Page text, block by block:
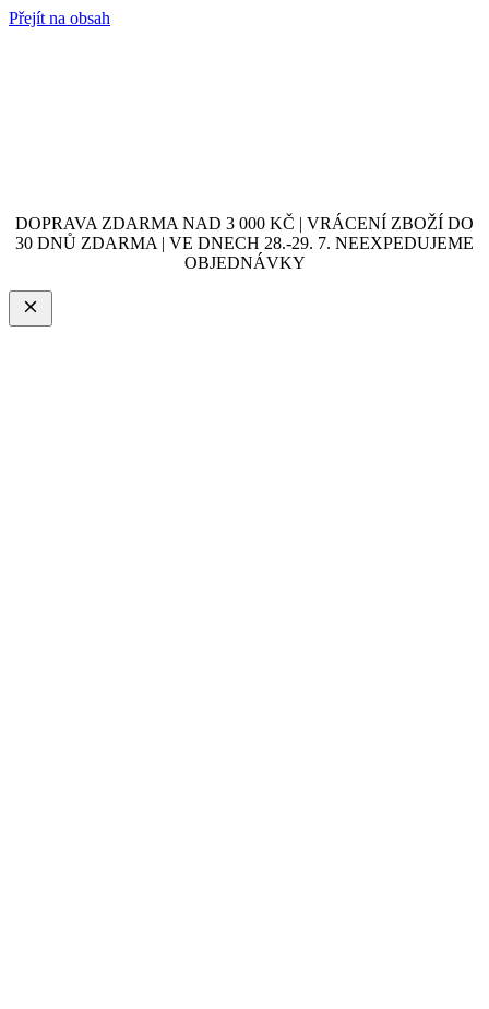
Přejít na obsah
DOPRAVA ZDARMA NAD 3 000 KČ | VRÁCENÍ ZBOŽÍ DO
30 DNŮ ZDARMA | VE DNECH 28.-29. 7. NEEXPEDUJEME
OBJEDNÁVKY